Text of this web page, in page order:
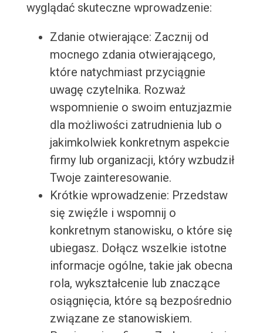
wyglądać skuteczne wprowadzenie:
Zdanie otwierające: Zacznij od
mocnego zdania otwierającego,
które natychmiast przyciągnie
uwagę czytelnika. Rozważ
wspomnienie o swoim entuzjazmie
dla możliwości zatrudnienia lub o
jakimkolwiek konkretnym aspekcie
firmy lub organizacji, który wzbudził
Twoje zainteresowanie.
Krótkie wprowadzenie: Przedstaw
się zwięźle i wspomnij o
konkretnym stanowisku, o które się
ubiegasz. Dołącz wszelkie istotne
informacje ogólne, takie jak obecna
rola, wykształcenie lub znaczące
osiągnięcia, które są bezpośrednio
związane ze stanowiskiem.